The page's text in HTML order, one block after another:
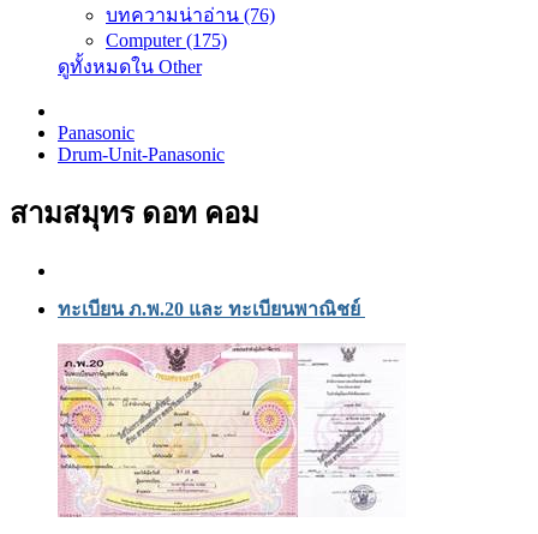
บทความน่าอ่าน (76)
Computer (175)
ดูทั้งหมดใน Other
Panasonic
Drum-Unit-Panasonic
สามสมุทร ดอท คอม
ทะเบียน ภ.พ.20 และ ทะเบียนพาณิชย์